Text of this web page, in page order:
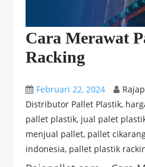
Cara Merawat
Racking
Februari 22, 2024
Distributor Pallet Plastik,
pallet plastik, jual palet
menjual pallet, pallet
indonesia, pallet plastik